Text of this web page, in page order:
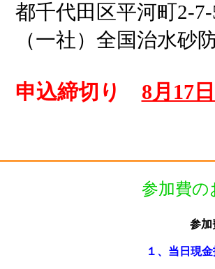
都千代田区平河町2-
（一社）全国治水
申込締切り 8月17
参加費の
参加
１、当日現